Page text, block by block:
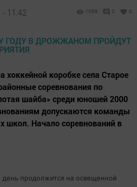
11:42 1059 0 0
хоккейной коробке села Старое
соревнования по
шайба» среди юношей 2000
допускаются команды
школ. Начало соревнований в
день продолжится на освещенной